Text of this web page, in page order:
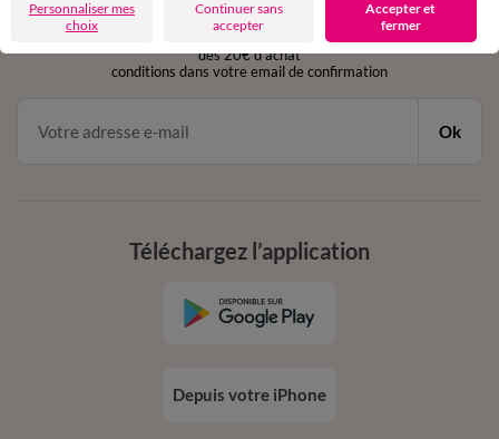
en vous inscrivant à la newsletter
dès 20€ d’achat
conditions dans votre email de confirmation
Ok
Téléchargez l’application
Depuis votre iPhone
Personnaliser mes
choix
Continuer sans
accepter
Accepter et
fermer